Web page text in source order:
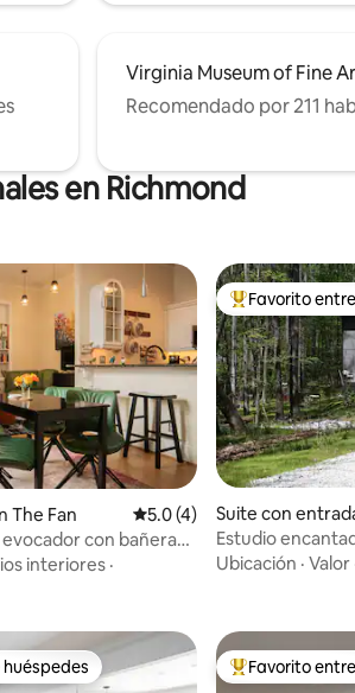
Virginia Museum of Fine
Recomendado por 211
en Richmond
13 evaluaciones
The Fan Calificación promedio: 5.0
5.0 (4)
con bañera
District
interiores ·
De los mejores
Favorito
Suite con
ente en
Estudio
de los árboles
Ubicación · Valor
Favorito entre huéspedes De los mejores
Favorito